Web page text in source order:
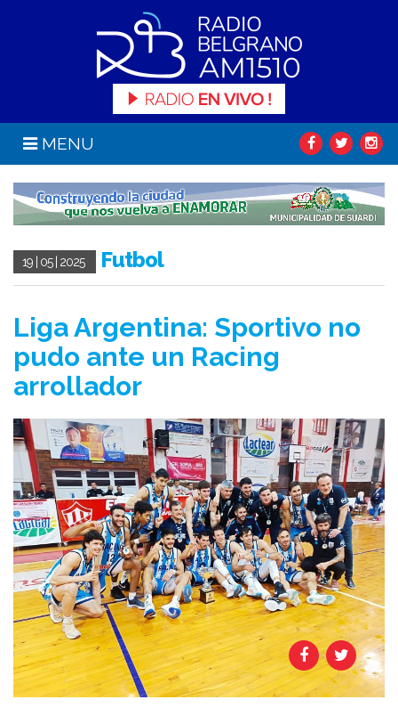
MENU
19 | 05 | 2025 Futbol
Liga Argentina: Sportivo no
pudo ante un Racing
arrollador